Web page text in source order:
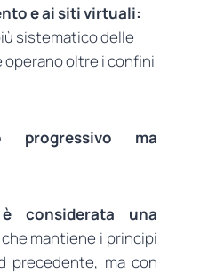
e ai siti virtuali:
sistematico delle
operano oltre i confini
progressivo ma
è considerata una
che mantiene i principi
precedente, ma con